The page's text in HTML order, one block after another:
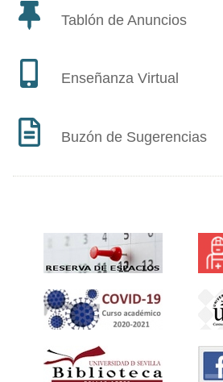
Tablón de Anuncios
Enseñanza Virtual
Buzón de Sugerencias